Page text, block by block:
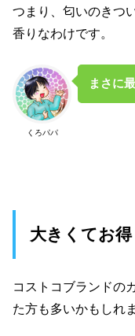
つまり、匂いのきつ
香りなわけです。
くろパパ
まさに
大きくてお得
コストコブランドの
た方も多いかもしれ